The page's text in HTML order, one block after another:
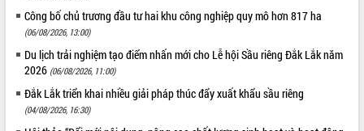
truyền số liệu chuyên dùng phục vụ cơ
quan Đảng, Nhà nước
Lễ phát động chuỗi hoạt động chung
tay làm sạch môi trường
Xã Ea Kar bước chuyển mình trong
công tác cải cách hành chính mô hình
mới
Công bố chủ trương đầu tư hai khu công nghiệp quy mô hơn 817 ha
(06/08/2026, 13:00)
Du lịch trải nghiệm tạo điểm nhấn mới cho Lễ hội Sầu riêng Đắk Lắk năm
2026 (06/08/2026, 11:00)
Đắk Lắk triển khai nhiều giải pháp thúc đẩy xuất khẩu sầu riêng
(04/08/2026, 16:30)